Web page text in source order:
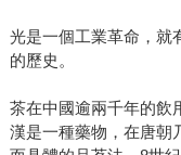
光是一個工業革命，就
的歷史。
茶在中國逾兩千年的飲
漢是一種藥物，在唐朝